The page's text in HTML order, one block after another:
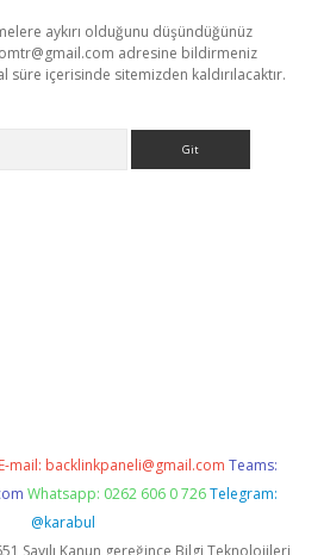
aykırı olduğunu düşündüğünüz
adresine bildirmeniz
süre içerisinde sitemizden kaldırılacaktır.
E-mail: backlinkpaneli@gmail.com Teams:
Whatsapp: 0262 606 0 726 Telegram:
@karabul
Sayılı Kanun gereğince Bilgi Teknolojileri